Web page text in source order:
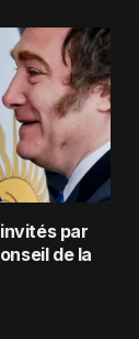
par
de la